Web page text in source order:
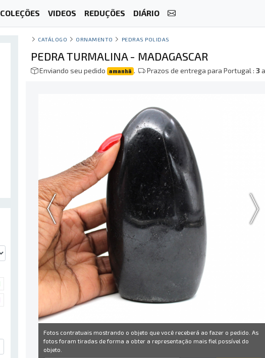
COLEÇÕES VIDEOS REDUÇÕES DIÁRIO
CATÁLOGO ORNAMENTO PEDRAS POLIDAS
PEDRA TURMALINA - MADAGASCAR
Enviando seu pedido amanhã . Prazos de entrega para Portugal :3a
Fotos contratuais mostrando o objeto que você receberá ao fazer o pedido. As
fotos foram tiradas de forma a obter a representação mais fiel possível do
objeto.